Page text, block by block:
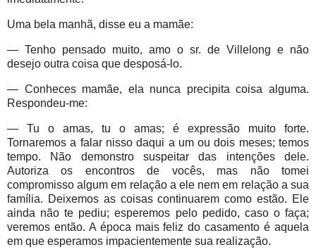
Uma bela manhã, disse eu a mamãe:
— Tenho pensado muito, amo o sr. de Villelong e não
desejo outra coisa que desposá-lo.
— Conheces mamãe, ela nunca precipita coisa alguma.
Respondeu-me:
— Tu o amas, tu o amas; é expressão muito forte.
Tornaremos a falar nisso daqui a um ou dois meses; temos
tempo. Não demonstro suspeitar das intenções dele.
Autoriza os encontros de vocês, mas não tomei
compromisso algum em relação a ele nem em relação a sua
família. Deixemos as coisas continuarem como estão. Ele
ainda não te pediu; esperemos pelo pedido, caso o faça;
veremos então. A época mais feliz do casamento é aquela
em que esperamos impacientemente sua realização.